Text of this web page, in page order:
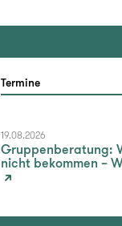
Termine
19.08.2026
Gruppenberatung:
nicht bekommen –